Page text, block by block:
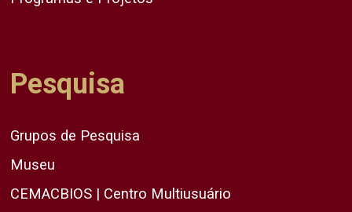
Pesquisa
Grupos de Pesquisa
Museu
CEMACBIOS | Centro Multiusuário